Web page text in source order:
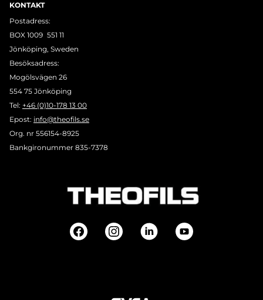
KONTAKT
Postadress:
BOX 1009 551 11
Jönköping, Sweden
Besöksadress:
Mogölsvägen 26
554 75 Jönköping
Tel: +46 (0)10-178 13 00
Epost: info@theofils.se
Org. nr 556154-8925
Bankgironummer 835-7378